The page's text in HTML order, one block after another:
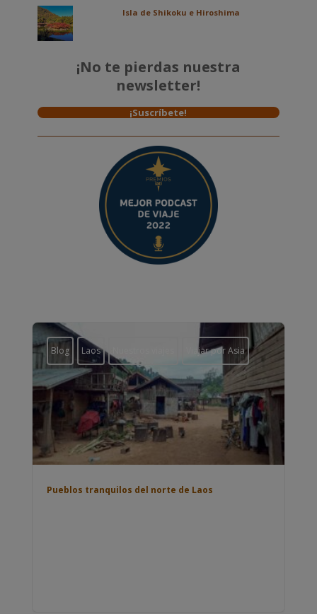
Isla de Shikoku e Hiroshima
¡No te pierdas nuestra
newsletter!
¡Suscríbete!
Blog Laos Viajar por Asia
Pueblos tranquilos del norte de Laos